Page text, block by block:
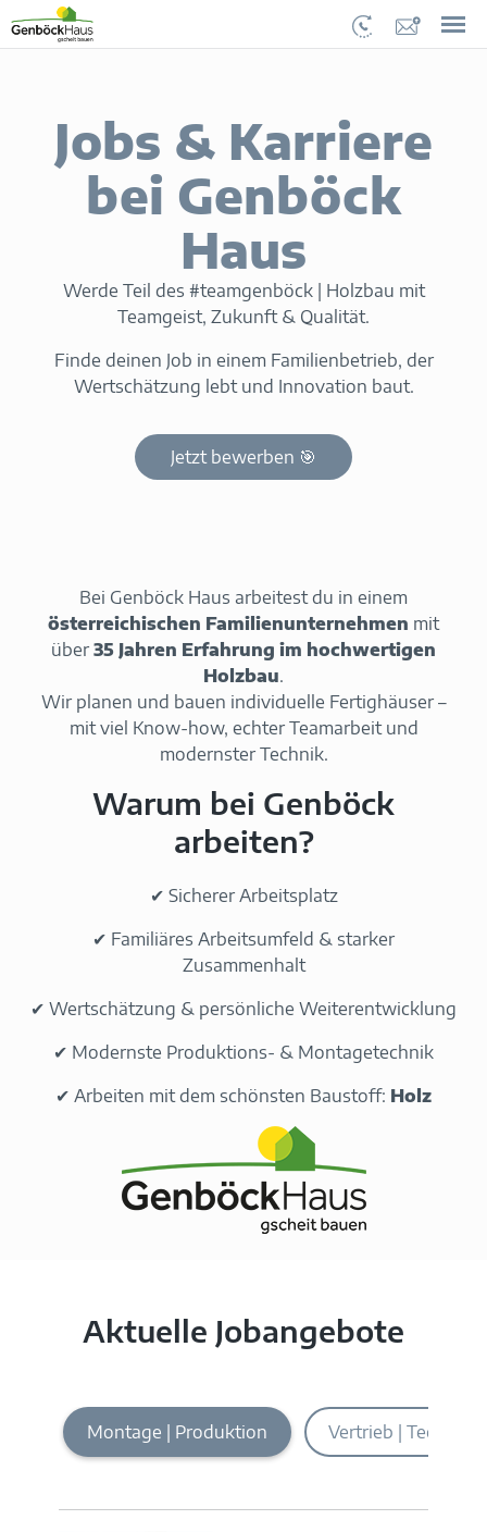
Jobs & Karriere
bei Genböck
Haus
Werde Teil des #teamgenböck | Holzbau mit
Teamgeist, Zukunft & Qualität.
Finde deinen Job in einem Familienbetrieb, der
Wertschätzung lebt und Innovation baut.
Jetzt bewerben 🎯
Bei Genböck Haus arbeitest du in einem
österreichischen Familienunternehmen mit
über 35 Jahren Erfahrung im hochwertigen
Holzbau.
Wir planen und bauen individuelle Fertighäuser –
mit viel Know-how, echter Teamarbeit und
modernster Technik.
Warum bei Genböck
arbeiten?
✔ Sicherer Arbeitsplatz
✔ Familiäres Arbeitsumfeld & starker
Zusammenhalt
✔ Wertschätzung & persönliche Weiterentwicklung
✔ Modernste Produktions- & Montagetechnik
✔ Arbeiten mit dem schönsten Baustoff: Holz
Aktuelle Jobangebote
Montage | Produktion Vertrieb | Technik